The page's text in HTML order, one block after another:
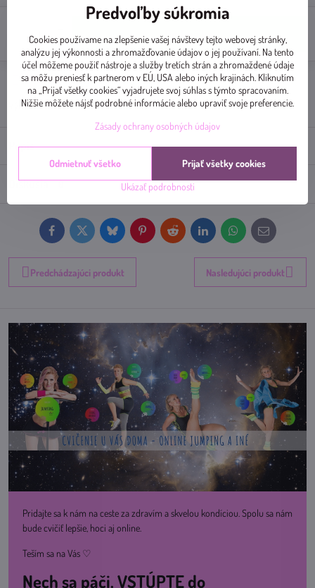
Do košíka
Doručenia
Výrobca:ViGi Fashion
Popis
Diskusia 0
FacebookTwitter BlueskyPinterestReddit LinkedInWhatsApp
E-
mail
Predchádzajúci produkt Nasledujúci produkt
Pridajte sa k nám na ceste za zdravím a skvelou kondíciou. Spolu sa nám
bude cvičiť lepšie, hoci aj online.
Teším sa na Vás ♡
Nech sa páči, VSTÚPTE do
Predvoľby súkromia
Cookies používame na zlepšenie vašej návštevy tejto webovej stránky,
analýzu jej výkonnosti a zhromažďovanie údajov o jej používaní. Na tento
účel môžeme použiť nástroje a služby tretích strán a zhromaždené údaje
sa môžu preniesť k partnerom v EÚ, USA alebo iných krajinách. Kliknutím
na „Prijať všetky cookies“ vyjadrujete svoj súhlas s týmto spracovaním.
Nižšie môžete nájsť podrobné informácie alebo upraviť svoje preferencie.
Zásady ochrany osobných údajov
Ukázať podrobnosti
Prijať všetky cookies
Odmietnuť všetko